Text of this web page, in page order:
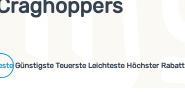
Günstigste Teuerste Leichteste Höchster Rabatt
Produkte